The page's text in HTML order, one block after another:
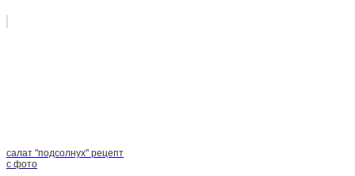
салат "подсолнух" рецепт
с фото